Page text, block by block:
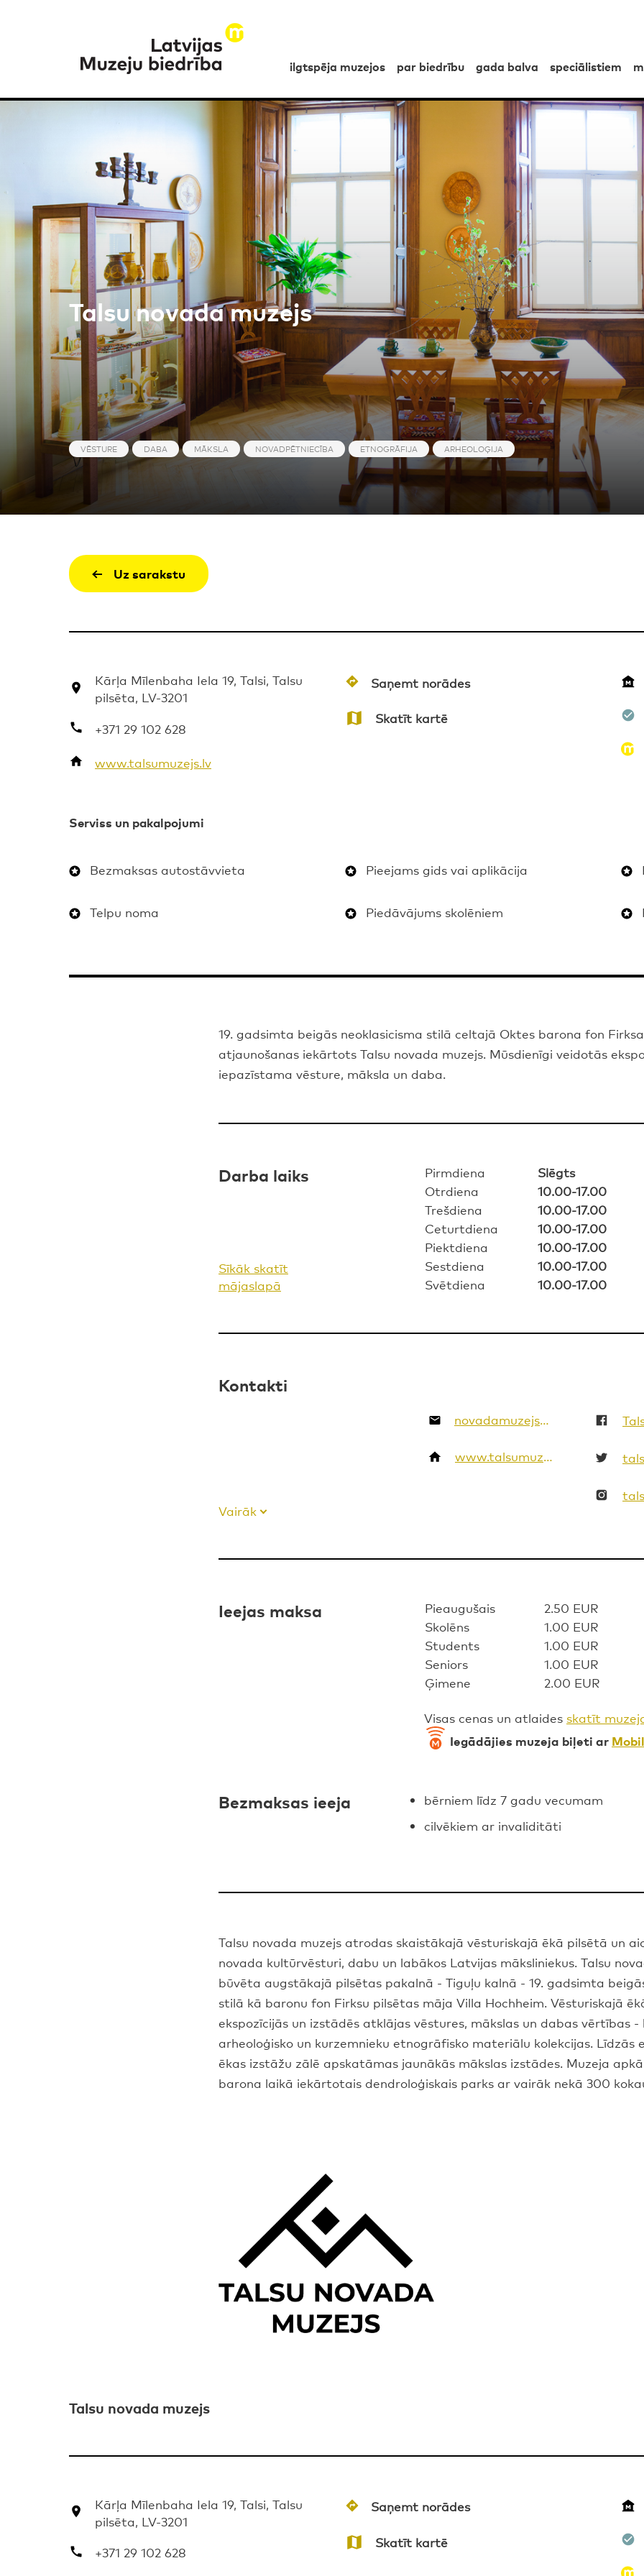
ilgtspēja muzejos par biedrību gada balva speciālistiem
Talsu novada muzejs
VĒSTURE DABA MĀKSLA NOVADPĒTNIECĪBA ETNOGRĀFIJA ARHEOLOĢIJA
Uz sarakstu
Kārļa Mīlenbaha Iela 19, Talsi, Talsu
pilsēta, LV-3201
+371 29 102 628
www.talsumuzejs.lv
Saņemt norādes
Skatīt kartē
Serviss un pakalpojumi
Bezmaksas autostāvvieta Pieejams gids vai aplikācija
Telpu noma Piedāvājums skolēniem
19. gadsimta beigās neoklasicisma stilā celtajā Oktes barona fon
atjaunošanas iekārtots Talsu novada muzejs. Mūsdienīgi veidotās
iepazīstama vēsture, māksla un daba.
Darba laiks
Sīkāk skatīt
mājaslapā
Pirmdiena
Slēgts
Otrdiena
10.00-17.00
Trešdiena
10.00-17.00
Ceturtdiena
10.00-17.00
Piektdiena
10.00-17.00
Sestdiena
10.00-17.00
Svētdiena
10.00-17.00
Kontakti
Vairāk
novadamuzejs@talsi.lv
www.talsumuzejs.lv
Ieejas maksa Pieaugušais
2.50 EUR
Skolēns
1.00 EUR
Students
1.00 EUR
Seniors
1.00 EUR
Ģimene
2.00 EUR
Visas cenas un atlaides skatīt
Iegādājies muzeja biļeti ar
Bezmaksas ieeja
bērniem līdz 7 gadu vecumam
cilvēkiem ar invaliditāti
Talsu novada muzejs atrodas skaistākajā vēsturiskajā ēkā pilsētā un
novada kultūrvēsturi, dabu un labākos Latvijas māksliniekus. Talsu
būvēta augstākajā pilsētas pakalnā - Tiguļu kalnā - 19. gadsimta
stilā kā baronu fon Firksu pilsētas māja Villa Hochheim. Vēsturiskajā
ekspozīcijās un izstādēs atklājas vēstures, mākslas un dabas vērtības
arheoloģisko un kurzemnieku etnogrāfisko materiālu kolekcijas. Līdzās
ēkas izstāžu zālē apskatāmas jaunākās mākslas izstādes. Muzeja
barona laikā iekārtotais dendroloģiskais parks ar vairāk nekā 300
Talsu novada muzejs
Kārļa Mīlenbaha Iela 19, Talsi, Talsu
pilsēta, LV-3201
+371 29 102 628
Saņemt norādes
Skatīt kartē